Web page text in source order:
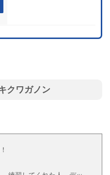
クワガノン